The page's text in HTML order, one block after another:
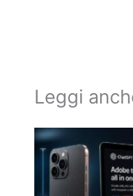
Leggi